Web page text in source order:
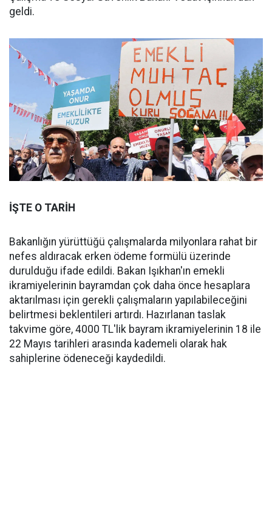
geldi.
İŞTE O TARİH
Bakanlığın yürüttüğü çalışmalarda milyonlara rahat bir
nefes aldıracak erken ödeme formülü üzerinde
durulduğu ifade edildi. Bakan Işıkhan'ın emekli
ikramiyelerinin bayramdan çok daha önce hesaplara
aktarılması için gerekli çalışmaların yapılabileceğini
belirtmesi beklentileri artırdı. Hazırlanan taslak
takvime göre, 4000 TL'lik bayram ikramiyelerinin 18 ile
22 Mayıs tarihleri arasında kademeli olarak hak
sahiplerine ödeneceği kaydedildi.